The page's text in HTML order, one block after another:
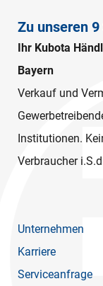
Zu unseren
Ihr Kubota
Bayern
Verkauf und
Institutionen.
Verbraucher
Unternehmen
Karriere
Serviceanfrage